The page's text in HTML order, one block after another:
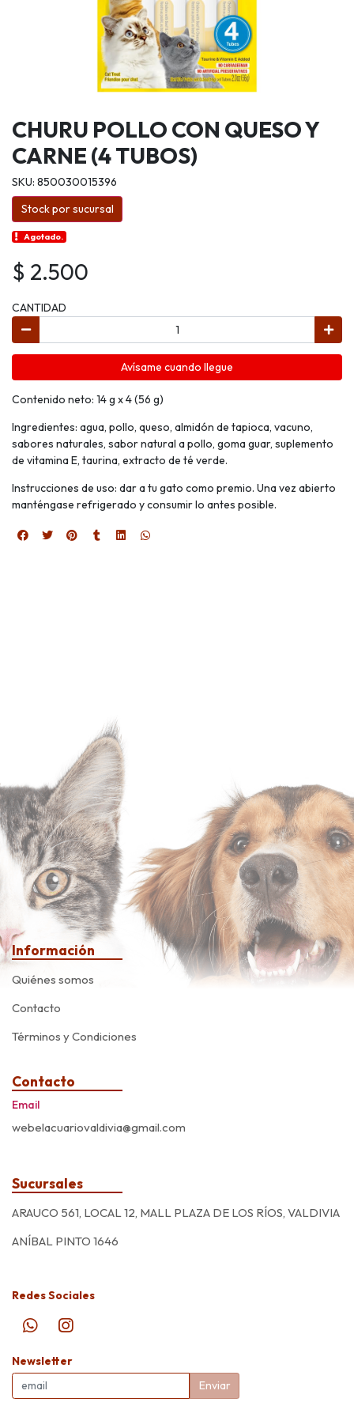
CHURU POLLO CON QUESO Y
CARNE (4 TUBOS)
SKU: 850030015396
Stock por sucursal
Agotado.
$ 2.500
CANTIDAD
Avísame cuando llegue
Contenido neto: 14 g x 4 (56 g)
Ingredientes: agua, pollo, queso, almidón de tapioca, vacuno,
sabores naturales, sabor natural a pollo, goma guar, suplemento
de vitamina E, taurina, extracto de té verde.
Instrucciones de uso: dar a tu gato como premio. Una vez abierto
manténgase refrigerado y consumir lo antes posible.
Información
Quiénes somos
Contacto
Términos y Condiciones
Contacto
Email
webelacuariovaldivia@gmail.com
Sucursales
ARAUCO 561, LOCAL 12, MALL PLAZA DE LOS RÍOS, VALDIVIA
ANÍBAL PINTO 1646
Redes Sociales
Newsletter
Enviar